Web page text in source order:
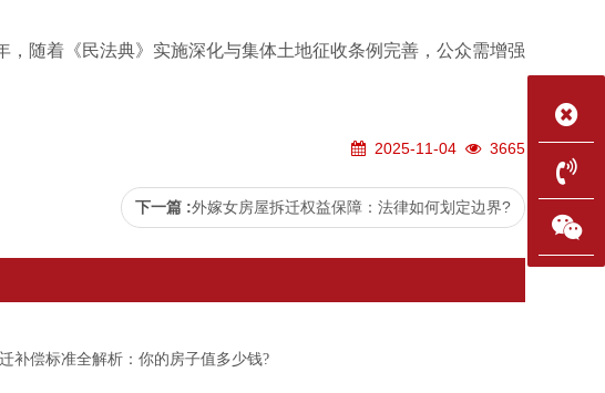
随着《民法典》实施深化与集体土地征收条例完善，公众需增强
2025-11-04 3665
下一篇 :外嫁女房屋拆迁权益保障：法律如何划定边界?
补偿标准全解析：你的房子值多少钱?